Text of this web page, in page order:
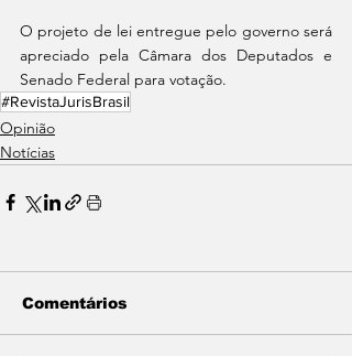
O projeto de lei entregue pelo governo será
apreciado pela Câmara dos Deputados e
Senado Federal para votação.
#RevistaJurisBrasil
Opinião
Notícias
Comentários